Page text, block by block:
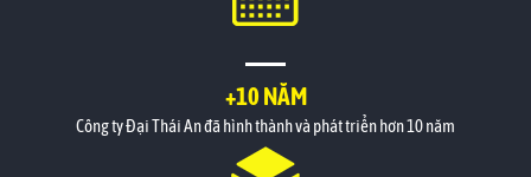
+10 NĂM
Công ty Đại Thái An đã hình thành và phát triển hơn 10 năm